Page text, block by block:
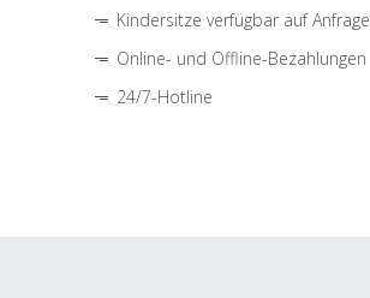
Kindersitze verfügbar auf Anfrage
Online- und Offline-Bezahlungen
24/7-Hotline